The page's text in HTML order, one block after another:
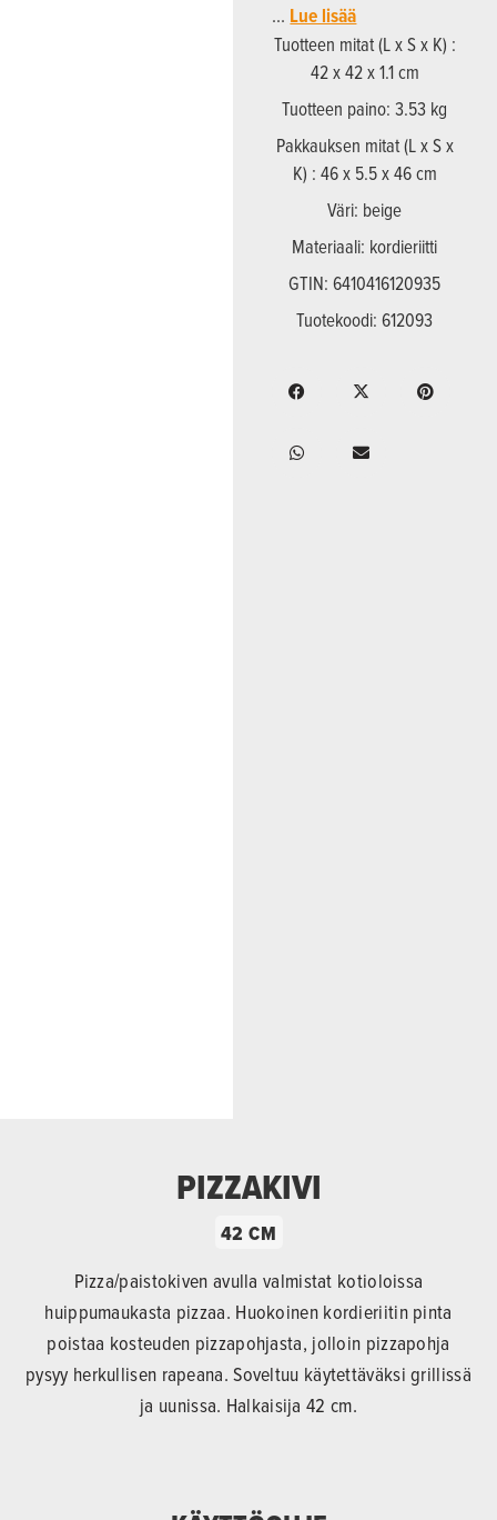
… Lue lisää
Tuotteen mitat (L x S x K) :
42 x 42 x 1.1 cm
Tuotteen paino: 3.53 kg
Pakkauksen mitat (L x S x
K) : 46 x 5.5 x 46 cm
Väri: beige
Materiaali: kordieriitti
GTIN: 6410416120935
Tuotekoodi: 612093
PIZZAKIVI
42 CM
Pizza/paistokiven avulla valmistat kotioloissa
huippumaukasta pizzaa. Huokoinen kordieriitin pinta
poistaa kosteuden pizzapohjasta, jolloin pizzapohja
pysyy herkullisen rapeana. Soveltuu käytettäväksi grillissä
ja uunissa. Halkaisija 42 cm.